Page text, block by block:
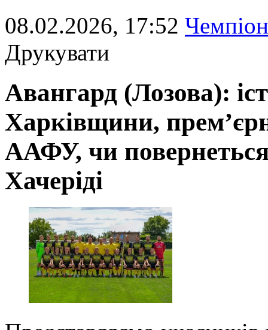
08.02.2026, 17:52
Друкувати
Авангард (Лозова):
Харківщини,
ААФУ, чи
Хачеріді